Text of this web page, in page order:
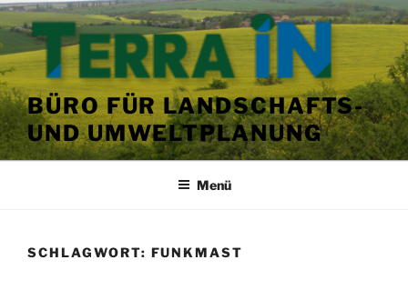
Zum
Inhalt
springen
BÜRO FÜR LANDSCHAFTS-
UND UMWELTPLANUNG
Menü
SCHLAGWORT: FUNKMAST